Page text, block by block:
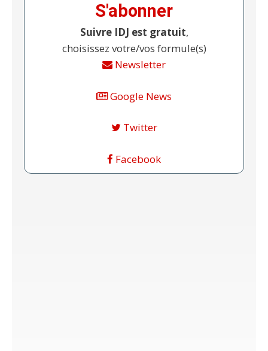
S'abonner
Suivre IDJ est gratuit,
choisissez votre/vos formule(s)
Newsletter
Google News
Twitter
Facebook